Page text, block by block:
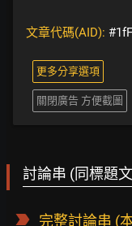
文章代碼(AID):
更多分享選項
關閉廣告 方便截圖
討論串 (同標題
完整討論串 (